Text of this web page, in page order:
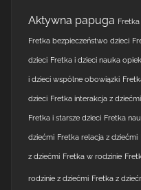
Aktywna papuga
Fretka bezpieczeństwo dzieci
dzieci Fretka i dzieci nauka
i dzieci wspólne obowiązki
dzieci Fretka interakcja z dziećmi
Fretka i starsze dzieci Fretka
dziećmi Fretka relacja z dziećmi
z dziećmi Fretka w rodzinie
rodzinie z dziećmi Fretka z